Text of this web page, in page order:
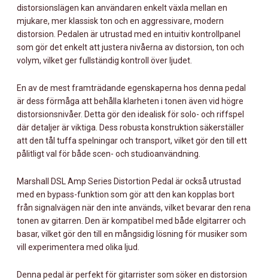
distorsionslägen kan användaren enkelt växla mellan en
mjukare, mer klassisk ton och en aggressivare, modern
distorsion. Pedalen är utrustad med en intuitiv kontrollpanel
som gör det enkelt att justera nivåerna av distorsion, ton och
volym, vilket ger fullständig kontroll över ljudet.
En av de mest framträdande egenskaperna hos denna pedal
är dess förmåga att behålla klarheten i tonen även vid högre
distorsionsnivåer. Detta gör den idealisk för solo- och riffspel
där detaljer är viktiga. Dess robusta konstruktion säkerställer
att den tål tuffa spelningar och transport, vilket gör den till ett
pålitligt val för både scen- och studioanvändning.
Marshall DSL Amp Series Distortion Pedal är också utrustad
med en bypass-funktion som gör att den kan kopplas bort
från signalvägen när den inte används, vilket bevarar den rena
tonen av gitarren. Den är kompatibel med både elgitarrer och
basar, vilket gör den till en mångsidig lösning för musiker som
vill experimentera med olika ljud.
Denna pedal är perfekt för gitarrister som söker en distorsion